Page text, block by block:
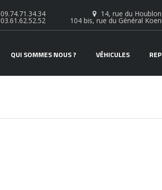
14, rue du
104 bis, rue du Général
09.74.71.34.34
03.61.62.52.52
QUI SOMMES NOUS ? VÉHICULES